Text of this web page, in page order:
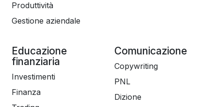
Produttività
Gestione aziendale
Educazione
finanziaria
Investimenti
Finanza
Comunicazione
Copywriting
PNL
Dizione